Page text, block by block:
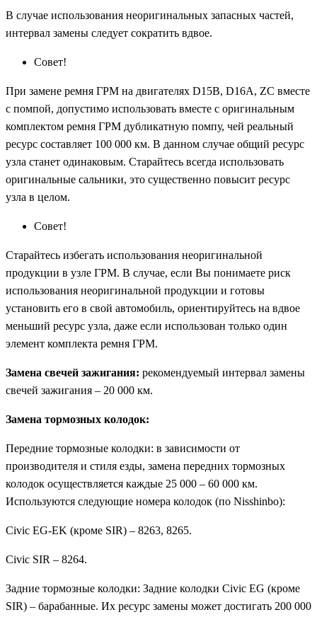
В случае использования неоригинальных запасных частей,
интервал замены следует сократить вдвое.
Совет!
При замене ремня ГРМ на двигателях D15B, D16A, ZC вместе
с помпой, допустимо использовать вместе с оригинальным
комплектом ремня ГРМ дубликатную помпу, чей реальный
ресурс составляет 100 000 км. В данном случае общий ресурс
узла станет одинаковым. Старайтесь всегда использовать
оригинальные сальники, это существенно повысит ресурс
узла в целом.
Совет!
Старайтесь избегать использования неоригинальной
продукции в узле ГРМ. В случае, если Вы понимаете риск
использования неоригинальной продукции и готовы
установить его в свой автомобиль, ориентируйтесь на вдвое
меньший ресурс узла, даже если использован только один
элемент комплекта ремня ГРМ.
Замена свечей зажигания: рекомендуемый интервал замены
свечей зажигания – 20 000 км.
Замена тормозных колодок:
Передние тормозные колодки: в зависимости от
производителя и стиля езды, замена передних тормозных
колодок осуществляется каждые 25 000 – 60 000 км.
Используются следующие номера колодок (по Nisshinbo):
Civic EG-EK (кроме SIR) – 8263, 8265.
Civic SIR – 8264.
Задние тормозные колодки: Задние колодки Civic EG (кроме
SIR) – барабанные. Их ресурс замены может достигать 200 000